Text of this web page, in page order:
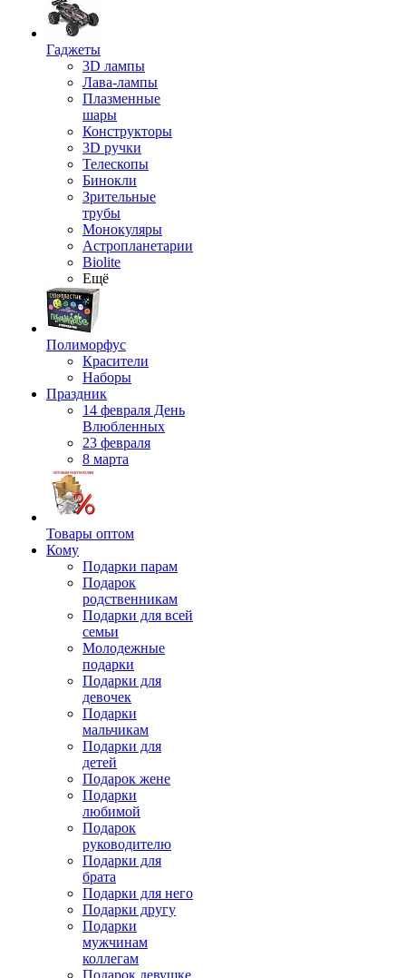
Гаджеты
3D лампы
Лава-лампы
Плазменные
шары
Конструкторы
3D ручки
Телескопы
Бинокли
Зрительные
трубы
Монокуляры
Астропланетарии
Biolite
Ещё
Полиморфус
Красители
Наборы
Праздник
14 февраля День
Влюбленных
23 февраля
8 марта
Товары оптом
Кому
Подарки парам
Подарок
родственникам
Подарки для всей
семьи
Молодежные
подарки
Подарки для
девочек
Подарки
мальчикам
Подарки для
детей
Подарок жене
Подарки
любимой
Подарок
руководителю
Подарки для
брата
Подарки для него
Подарки другу
Подарки
мужчинам
коллегам
Подарок девушке